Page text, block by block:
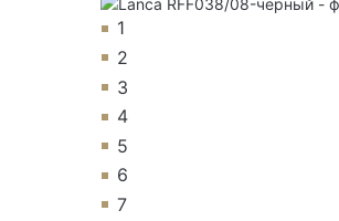
1
2
3
4
5
6
7